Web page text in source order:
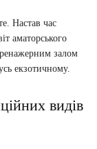
Настав час
аматорського
залом
екзотичному.
видів